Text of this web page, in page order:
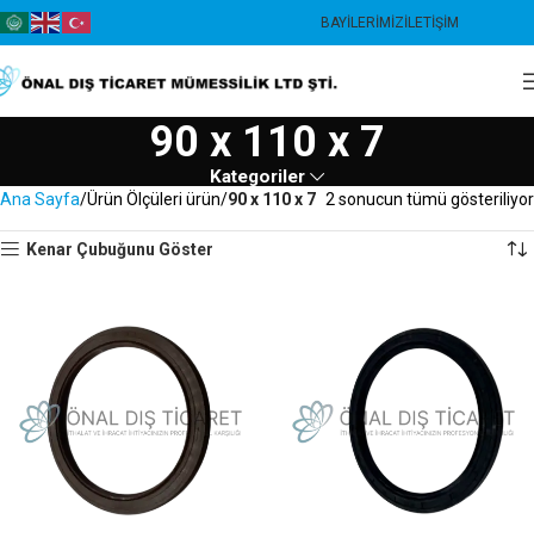
BAYILERIMIZİLETIŞIM
90 x 110 x 7
Kategoriler
Ana Sayfa Ürün Ölçüleri ürün 90 x 110 x 7 2 sonucun tümü gösteriliyor
Kenar Çubuğunu Göster